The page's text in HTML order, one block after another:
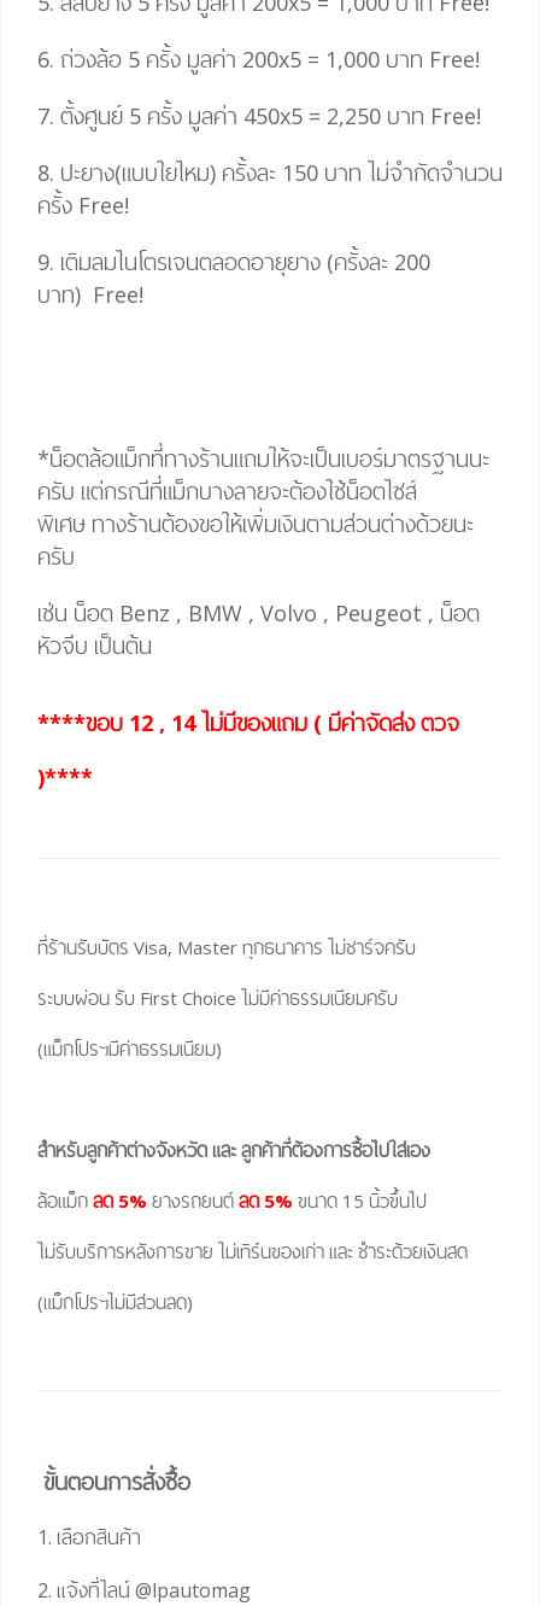
6. ถ่วงล้อ 5 ครั้ง มูลค่า 200x5 = 1,000 บาท Free!
7. ตั้งศูนย์ 5 ครั้ง มูลค่า 450x5 = 2,250 บาท Free!
8. ปะยาง(แบบใยไหม) ครั้งละ 150 บาท ไม่จำกัดจำนวน
ครั้ง Free!
9. เติมลมไนโตรเจนตลอดอายุยาง (ครั้งละ 200
บาท) Free!
*น็อตล้อแม็กที่ทางร้านแถมให้จะเป็นเบอร์มาตรฐานนะ
ครับ แต่กรณีที่แม็กบางลายจะต้องใช้น็อตไซส์
พิเศษ ทางร้านต้องขอให้เพิ่มเงินตามส่วนต่างด้วยนะ
ครับ
เช่น น็อต Benz , BMW , Volvo , Peugeot , น็อต
หัวจีบ เป็นต้น
****ขอบ 12 , 14 ไม่มีของแถม ( มีค่าจัดส่ง ตวจ
)****
ที่ร้านรับบัตร Visa, Master ทุกธนาคาร ไม่ชาร์จครับ
ระบบผ่อน รับ First Choice ไม่มีค่าธรรมเนียมครับ
(แม็กโปรฯมีค่าธรรมเนียม)
สำหรับลูกค้าต่างจังหวัด และ ลูกค้าที่ต้องการซื้อไปใส่เอง
ล้อแม็ก ลด 5% ยางรถยนต์ ลด 5% ขนาด 15 นิ้วขึ้นไป
ไม่รับบริการหลังการขาย ไม่เทิร์นของเก่า และ ชำระด้วยเงินสด
(แม็กโปรฯไม่มีส่วนลด)
ขั้นตอนการสั่งซื้อ
1. เลือกสินค้า
2. แจ้งที่ไลน์ @lpautomag